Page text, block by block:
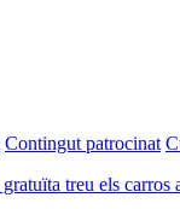
Contingut patrocinat